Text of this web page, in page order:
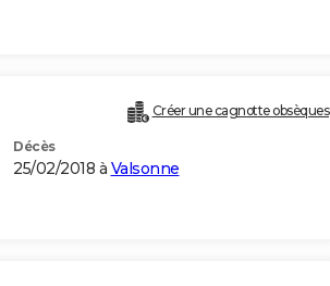
Créer une cagnotte obsèques
Décès
25/02/2018 à Valsonne